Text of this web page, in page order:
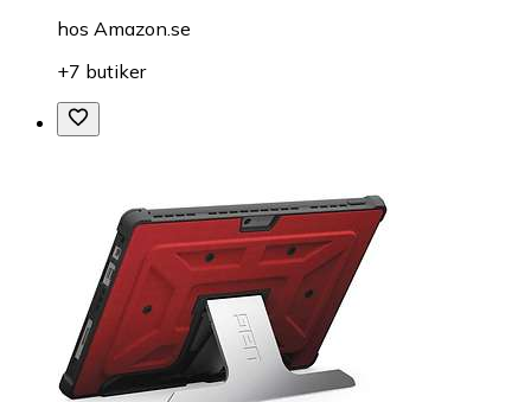
hos Amazon.se
+7 butiker